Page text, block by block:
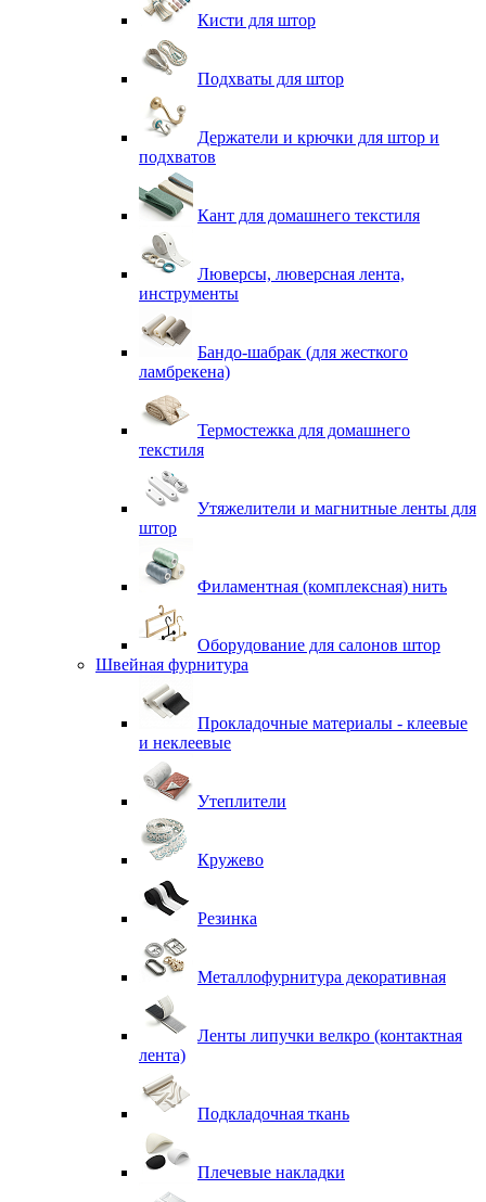
Кисти для штор
Подхваты для штор
Держатели и крючки для штор и
подхватов
Кант для домашнего текстиля
Люверсы, люверсная лента,
инструменты
Бандо-шабрак (для жесткого
ламбрекена)
Термостежка для домашнего
текстиля
Утяжелители и магнитные ленты для
штор
Филаментная (комплексная) нить
Оборудование для салонов штор
Швейная фурнитура
Прокладочные материалы - клеевые
и неклеевые
Утеплители
Кружево
Резинка
Металлофурнитура декоративная
Ленты липучки велкро (контактная
лента)
Подкладочная ткань
Плечевые накладки